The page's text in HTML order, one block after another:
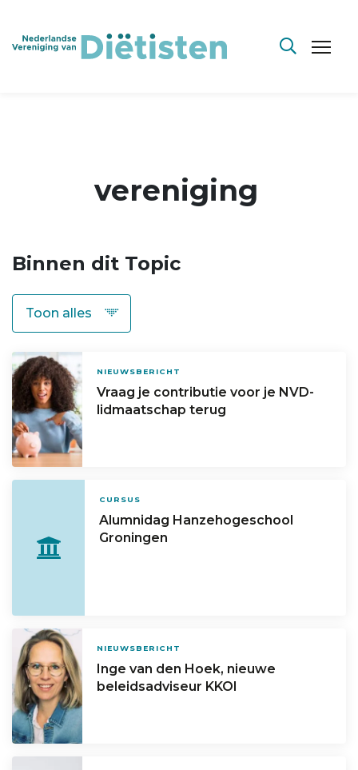
vereniging
Binnen dit Topic
NIEUWSBERICHT
Vraag je contributie voor je NVD-
lidmaatschap terug
CURSUS
Alumnidag Hanzehogeschool
Groningen
NIEUWSBERICHT
Inge van den Hoek, nieuwe
beleidsadviseur KKOI